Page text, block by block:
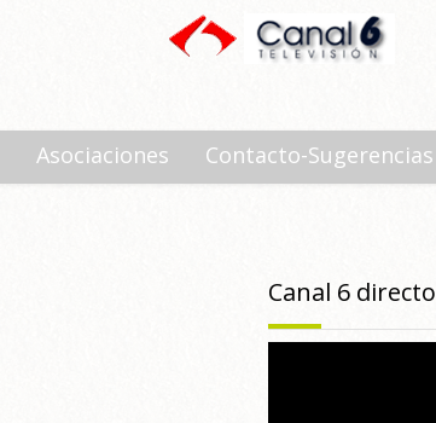
Asociaciones Contacto-Sugerencias
Canal 6 directo